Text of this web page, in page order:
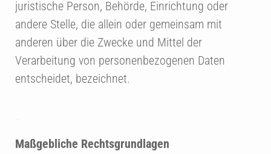
juristische Person, Behörde, Einrichtung oder
andere Stelle, die allein oder gemeinsam mit
anderen über die Zwecke und Mittel der
Verarbeitung von personenbezogenen Daten
entscheidet, bezeichnet.
Maßgebliche Rechtsgrundlagen